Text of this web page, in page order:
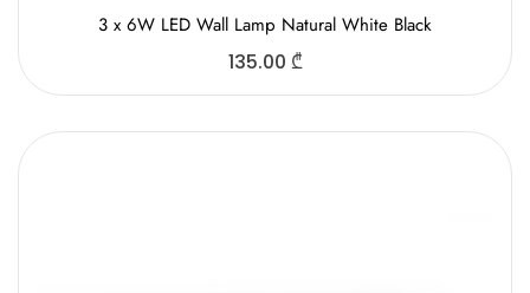
3 x 6W LED Wall Lamp Natural White Black
135.00 ₾